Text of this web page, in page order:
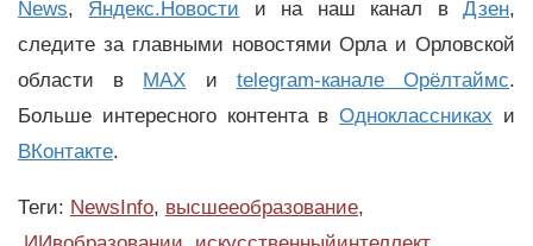
News, Яндекс.Новости и на наш канал вДзен,
следите за главными новостями Орла и Орловской
области в MAX и telegram-канале Орёлтаймс.
Больше интересного контента вОдноклассниках и
ВКонтакте.
Теги: NewsInfo, высшееобразование,